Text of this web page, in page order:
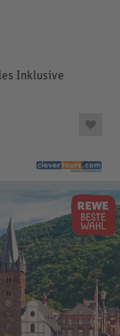
Inklusive